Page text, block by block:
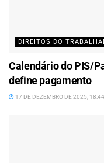
DIREITOS DO
Calendário do PIS/
define pagamento
17 DE DEZEMBRO DE 2025,